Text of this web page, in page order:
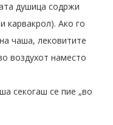
душица содржи
карвакрол). Ако го
чаша, лековитите
воздухот наместо
секогаш се пие „во